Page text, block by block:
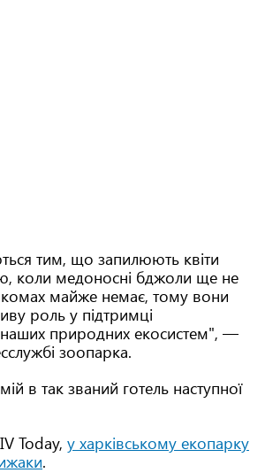
тим, що запилюють квіти
коли медоносні бджоли ще не
комах майже немає, тому вони
роль у підтримці
наших природних екосистем", —
зоопарка.
в так званий готель наступної
Today, у харківському екопарку
.